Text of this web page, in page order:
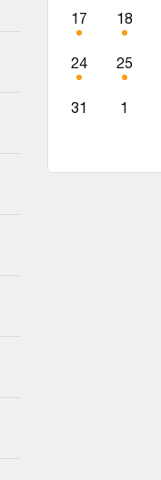
17 18
24 25
31 1